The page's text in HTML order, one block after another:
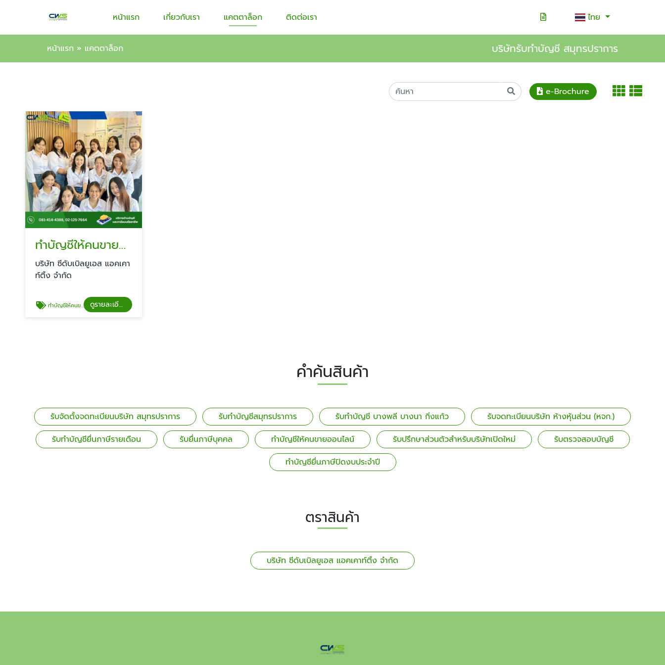
หน้าแรก เกี่ยวกับเรา แคตตาล็อก ติดต่อเรา ไทย
หน้าแรก » แคตตาล็อก บริษัทรับทำบัญชี สมุทรปราการ
e-Brochure
ทำบัญชีให้คนขายออนไลน์
บริษัท ซีดับเบิลยูเอส แอคเคา
ท์ติ้ง จำกัด
ทำบัญชีให้คนขายออนไลน์ ดูรายละเอียด
คำค้นสินค้า
รับจัดตั้งจดทะเบียนบริษัท สมุทรปราการ รับทำบัญชีสมุทรปราการ รับทำบัญชี บางพลี บางนา กิ่งแก้ว
รับจดทะเบียนบริษัท ห้างหุ้นส่วน (หจก.)
รับทำบัญชียื่นภาษีรายเดือน
รับยื่นภาษีบุคคล ทำบัญชีให้คนขายออนไลน์ รับปรึกษาส่วนตัวสำหรับบริษัทเปิดใหม่
รับตรวจสอบบัญชี
ทำบัญชียื่นภาษีปิดงบประจำปี
ตราสินค้า
บริษัท ซีดับเบิลยูเอส แอคเคาท์ติ้ง จำกัด